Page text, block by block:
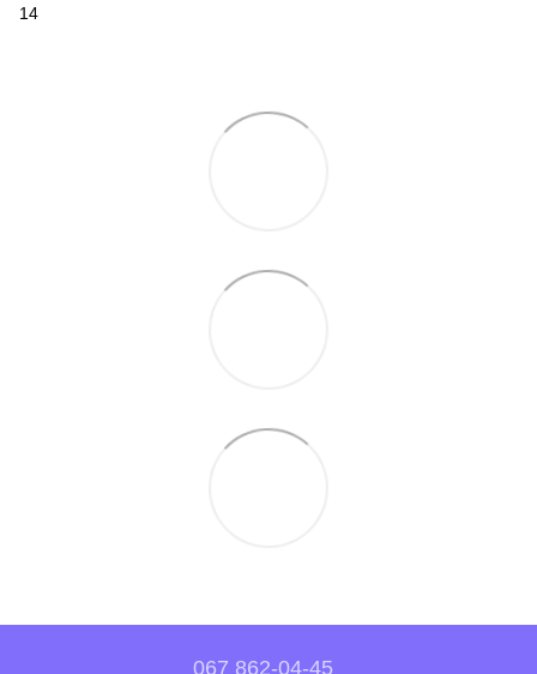
14
067 862-04-45